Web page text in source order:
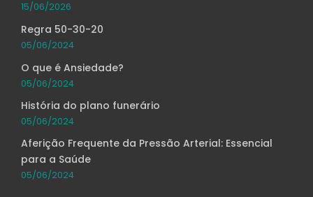
15/06/2026
Regra 50-30-20
05/06/2024
O que é Ansiedade?
05/06/2024
História do plano funerário
05/06/2024
Aferição Frequente da Pressão Arterial: Essencial
para a Saúde
05/06/2024